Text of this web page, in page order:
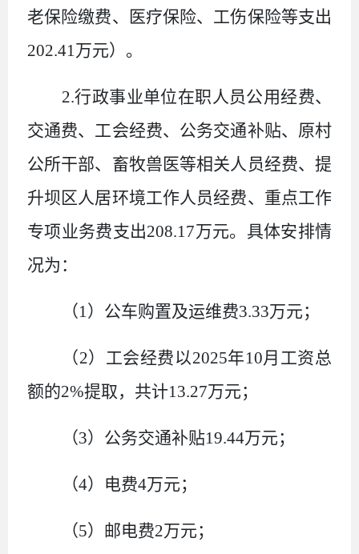
老保险缴费、医疗保险、工伤保险等支出
202.41 万元）。
2.行政事业单位在职人员公用经费、
交通费、工会经费、公务交通补贴、原村
公所干部、畜牧兽医等相关人员经费、提
升坝区人居环境工作人员经费、重点工作
专项业务费支出208.17万元。具体安排情
况为：
（1 ）公车购置及运维费3.33万元；
（2）工会经费以2025年10月工资总
额的2%提取，共计13.27万元；
（3）公务交通补贴19.44万元；
（4）电费4万元；
（5）邮电费2万元；